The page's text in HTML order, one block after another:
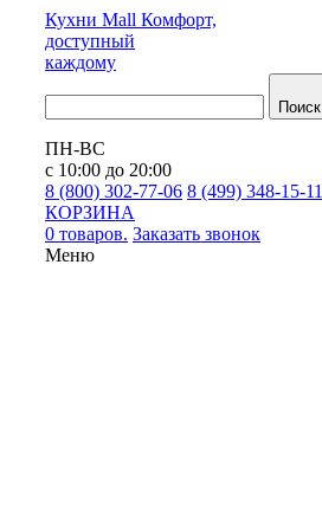
Кухни Mall Комфорт,
доступный
каждому
Поиск
ПН-ВС
с 10:00 до 20:00
8 (800) 302-77-06 8 (499) 348-15-11
КОРЗИНА
0 товаров. Заказать звонок
Меню